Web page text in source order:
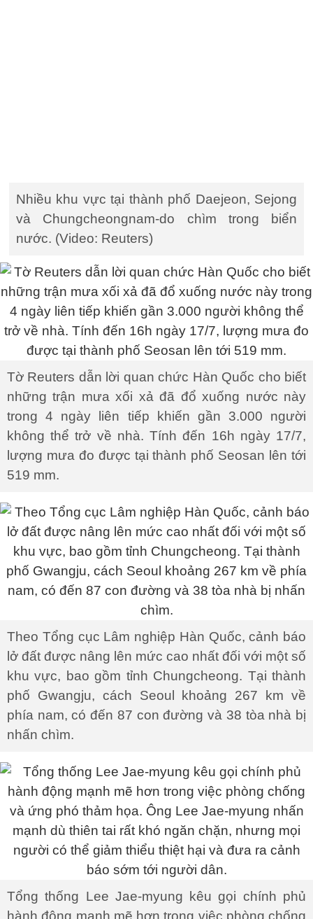
Nhiều khu vực tại thành phố Daejeon, Sejong
và Chungcheongnam-do chìm trong biển
nước. (Video: Reuters)
Tờ Reuters dẫn lời quan chức Hàn Quốc cho biết
những trận mưa xối xả đã đổ xuống nước này
trong 4 ngày liên tiếp khiến gần 3.000 người
không thể trở về nhà. Tính đến 16h ngày 17/7,
lượng mưa đo được tại thành phố Seosan lên tới
519 mm.
Theo Tổng cục Lâm nghiệp Hàn Quốc, cảnh báo
lở đất được nâng lên mức cao nhất đối với một số
khu vực, bao gồm tỉnh Chungcheong. Tại thành
phố Gwangju, cách Seoul khoảng 267 km về
phía nam, có đến 87 con đường và 38 tòa nhà bị
nhấn chìm.
Tổng thống Lee Jae-myung kêu gọi chính phủ
hành động mạnh mẽ hơn trong việc phòng chống